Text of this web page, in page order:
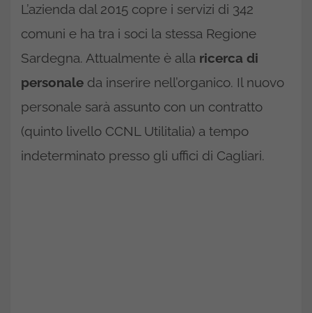
L’azienda dal 2015 copre i servizi di 342
comuni e ha tra i soci la stessa Regione
Sardegna. Attualmente è alla ricerca di
personale da inserire nell’organico. Il nuovo
personale sarà assunto con un contratto
(quinto livello CCNL Utilitalia) a tempo
indeterminato presso gli uffici di Cagliari.